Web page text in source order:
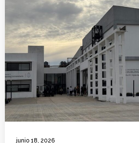
junio 18, 2026